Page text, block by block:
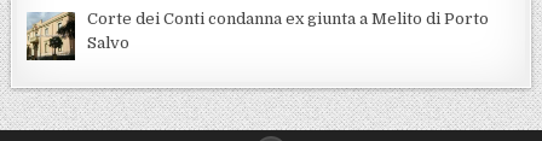
Corte dei Conti condanna ex giunta a Melito di Porto
Salvo